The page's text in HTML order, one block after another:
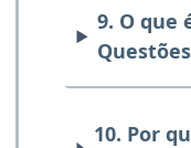
9. O que
10. Por